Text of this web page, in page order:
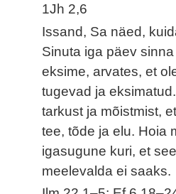
1Jh 2,6
Issand, Sa näed,
Sinuta iga päev
eksime, arvates, et
tugevad ja
tarkust ja mõistmist,
tee, tõde ja elu. Hoia
igasugune kuri, et
meelevalda ei saaks.